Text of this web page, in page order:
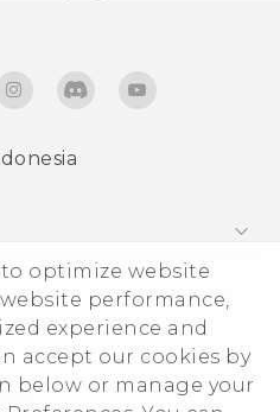
to optimize website
performance,
experience and
accept our cookies by
below or manage your